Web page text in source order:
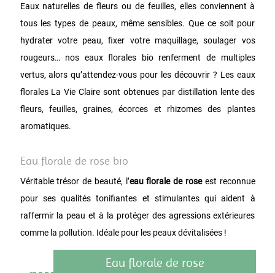
Eaux naturelles de fleurs ou de feuilles, elles conviennent à
tous les types de peaux, même sensibles. Que ce soit pour
hydrater votre peau, fixer votre maquillage, soulager vos
rougeurs… nos eaux florales bio renferment de multiples
vertus, alors qu’attendez-vous pour les découvrir ? Les eaux
florales La Vie Claire sont obtenues par distillation lente des
fleurs, feuilles, graines, écorces et rhizomes des plantes
aromatiques.
Eau florale de rose bio
Véritable trésor de beauté, l’eau florale de roseest reconnue
pour ses qualités tonifiantes et stimulantes qui aident à
raffermir la peau et à la protéger des agressions extérieures
comme la pollution. Idéale pour les peaux dévitalisées !
Eau florale de rose